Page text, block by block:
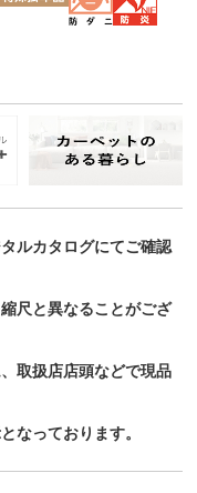
ルカタログにてご確認
尺と異なることがござ
取扱店店頭などで現品
なっております。